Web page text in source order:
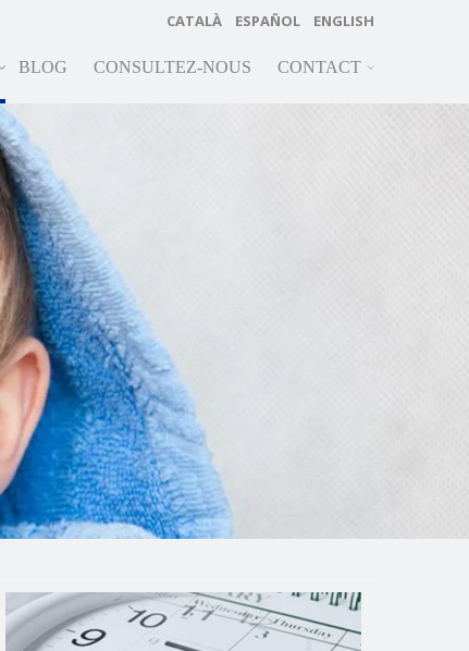
CATALÀ ESPAÑOL ENGLISH
BLOG CONSULTEZ-NOUS CONTACT